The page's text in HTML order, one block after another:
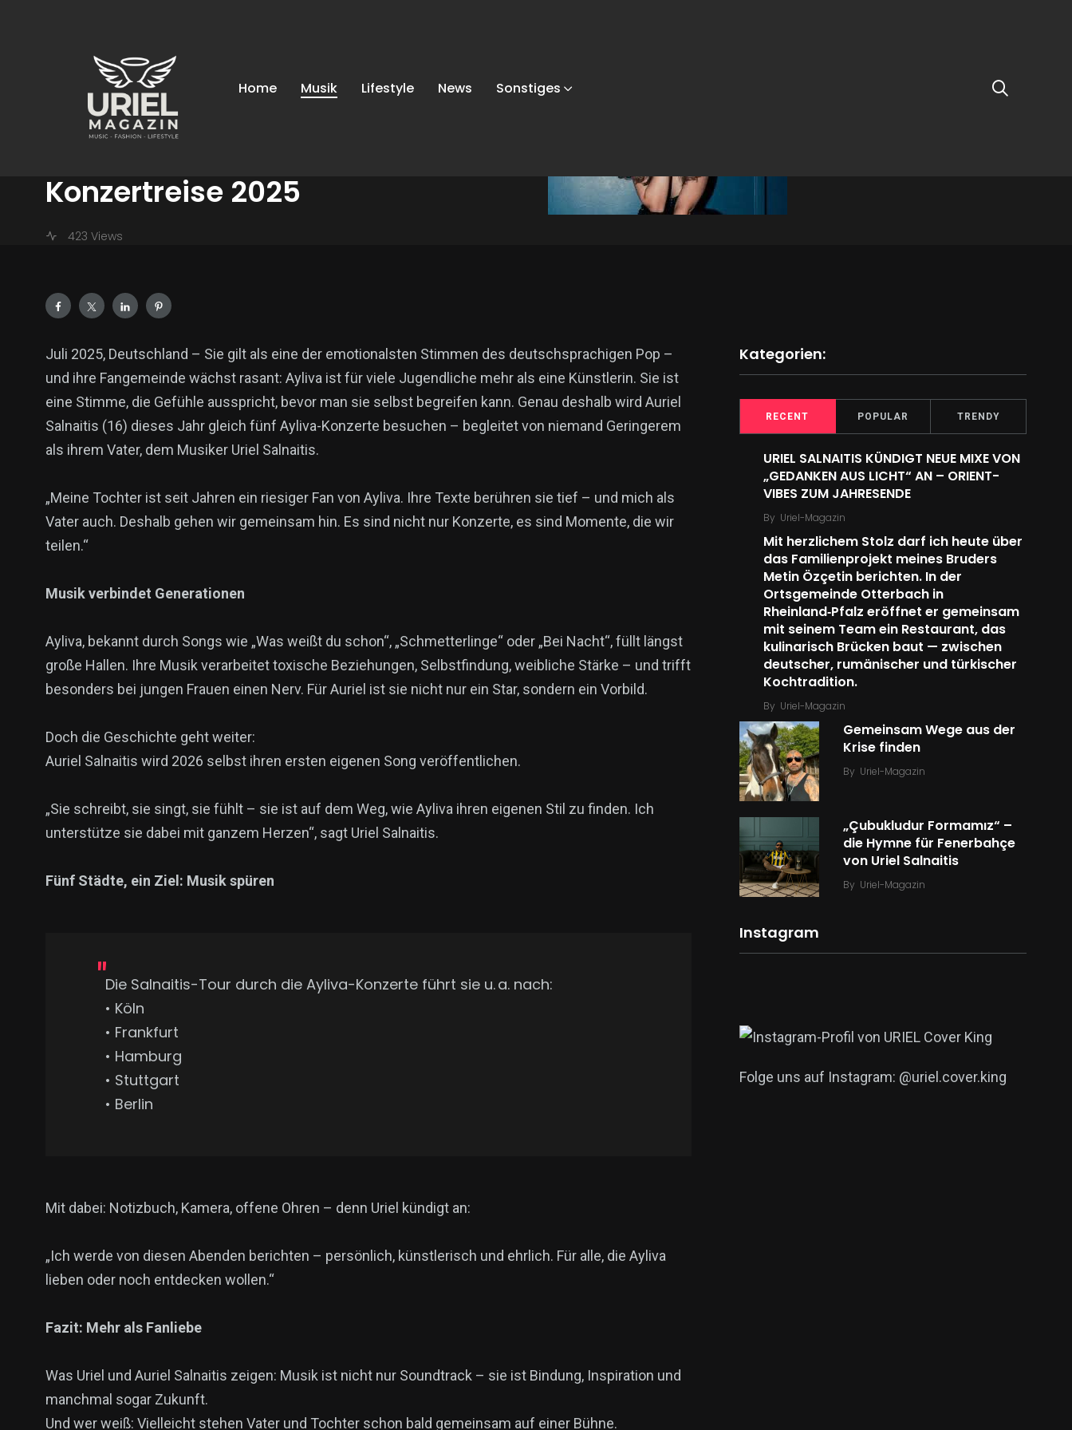
Home Musik Lifestyle News Sonstiges
Ayliva live erleben – Uriel &
Auriel Salnaitis gehen auf
Konzertreise 2025
423 Views
Juli 2025, Deutschland – Sie gilt als eine der emotionalsten Stimmen des deutschsprachigen Pop –
und ihre Fangemeinde wächst rasant: Ayliva ist für viele Jugendliche mehr als eine Künstlerin. Sie ist
eine Stimme, die Gefühle ausspricht, bevor man sie selbst begreifen kann. Genau deshalb wird Auriel
Salnaitis (16) dieses Jahr gleich fünf Ayliva-Konzerte besuchen – begleitet von niemand Geringerem
als ihrem Vater, dem Musiker Uriel Salnaitis.
„Meine Tochter ist seit Jahren ein riesiger Fan von Ayliva. Ihre Texte berühren sie tief – und mich als
Vater auch. Deshalb gehen wir gemeinsam hin. Es sind nicht nur Konzerte, es sind Momente, die wir
teilen.“
Musik verbindet Generationen
Ayliva, bekannt durch Songs wie „Was weißt du schon“, „Schmetterlinge“ oder „Bei Nacht“, füllt längst
große Hallen. Ihre Musik verarbeitet toxische Beziehungen, Selbstfindung, weibliche Stärke – und trifft
besonders bei jungen Frauen einen Nerv. Für Auriel ist sie nicht nur ein Star, sondern ein Vorbild.
Doch die Geschichte geht weiter:
Auriel Salnaitis wird 2026 selbst ihren ersten eigenen Song veröffentlichen.
„Sie schreibt, sie singt, sie fühlt – sie ist auf dem Weg, wie Ayliva ihren eigenen Stil zu finden. Ich
unterstütze sie dabei mit ganzem Herzen“, sagt Uriel Salnaitis.
Fünf Städte, ein Ziel: Musik spüren
Die Salnaitis-Tour durch die Ayliva-Konzerte führt sie u. a. nach:
• Köln
• Frankfurt
• Hamburg
• Stuttgart
• Berlin
Mit dabei: Notizbuch, Kamera, offene Ohren – denn Uriel kündigt an:
„Ich werde von diesen Abenden berichten – persönlich, künstlerisch und ehrlich. Für alle, die Ayliva
lieben oder noch entdecken wollen.“
Fazit: Mehr als Fanliebe
Was Uriel und Auriel Salnaitis zeigen: Musik ist nicht nur Soundtrack – sie ist Bindung, Inspiration und
manchmal sogar Zukunft.
Und wer weiß: Vielleicht stehen Vater und Tochter schon bald gemeinsam auf einer Bühne.
Kategorien:
RECENT POPULAR TRENDY
URIEL SALNAITIS KÜNDIGT NEUE MIXE VON
„GEDANKEN AUS LICHT“ AN – ORIENT-
VIBES ZUM JAHRESENDE
By Uriel-Magazin
Mit herzlichem Stolz darf ich heute über
das Familien­projekt meines Bruders
Metin Özçetin berichten. In der
Ortsgemeinde Otterbach in
Rheinland‑Pfalz eröffnet er gemeinsam
mit seinem Team ein Restaurant, das
kulinarisch Brücken baut — zwischen
deutscher, rumänischer und türkischer
Kochtradition.
By Uriel-Magazin
Gemeinsam Wege aus der
Krise finden
By Uriel-Magazin
„Çubukludur Formamız“ –
die Hymne für Fenerbahçe
von Uriel Salnaitis
By Uriel-Magazin
Instagram
Folge uns auf Instagram: @uriel.cover.king